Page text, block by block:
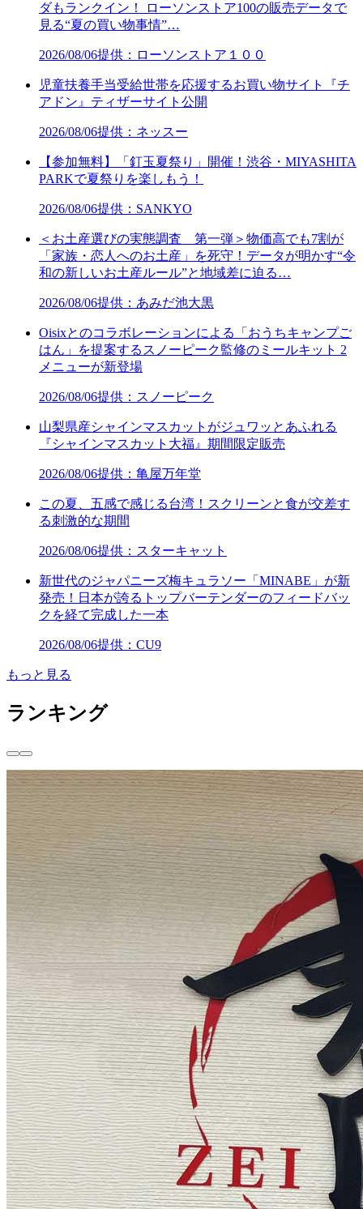
ダもランクイン！ ローソンストア100の販売データで
見る“夏の買い物事情”…
2026/08/06提供：ローソンストア１００
児童扶養手当受給世帯を応援するお買い物サイト『チ
アドン』ティザーサイト公開
2026/08/06提供：ネッスー
【参加無料】「釘玉夏祭り」開催！渋谷・MIYASHITA
PARKで夏祭りを楽しもう！
2026/08/06提供：SANKYO
＜お土産選びの実態調査 第一弾＞物価高でも7割が
「家族・恋人へのお土産」を死守！データが明かす“令
和の新しいお土産ルール”と地域差に迫る…
2026/08/06提供：あみだ池大黒
Oisixとのコラボレーションによる「おうちキャンプご
はん」を提案するスノーピーク監修のミールキット 2
メニューが新登場
2026/08/06提供：スノーピーク
山梨県産シャインマスカットがジュワッとあふれる
『シャインマスカット大福』期間限定販売
2026/08/06提供：亀屋万年堂
この夏、五感で感じる台湾！スクリーンと食が交差す
る刺激的な期間
2026/08/06提供：スターキャット
新世代のジャパニーズ梅キュラソー「MINABE」が新
発売！日本が誇るトップバーテンダーのフィードバッ
クを経て完成した一本
2026/08/06提供：CU9
もっと見る
ランキング